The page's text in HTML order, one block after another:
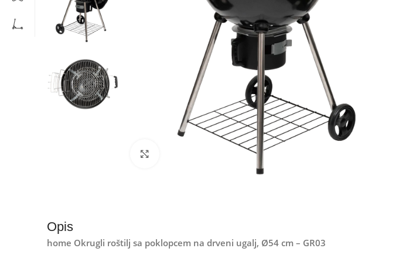
Opis
home Okrugli roštilj sa poklopcem na drveni ugalj, Ø54 cm – GR03